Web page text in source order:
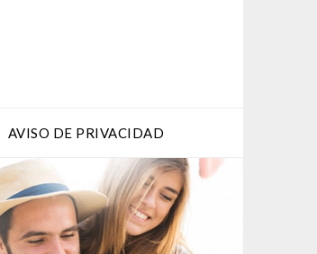
AVISO DE PRIVACIDAD